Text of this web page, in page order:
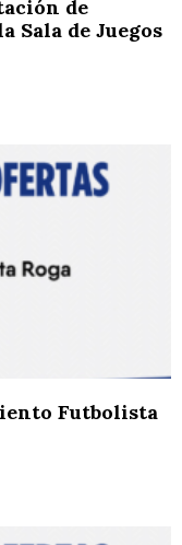
de
Sala de Juegos
Futbolista